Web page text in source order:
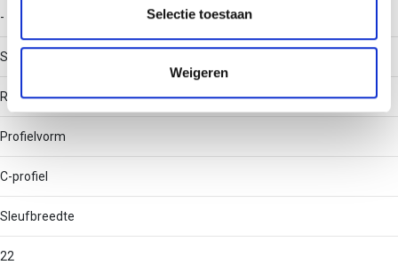
partners kunnen deze gegevens combineren met andere
informatie die u aan ze heeft verstrekt of die ze hebben
verzameld op basis van uw gebruik van hun services.
Selectie toestaan
Weigeren
-
Soort perforatie
Rug geperforeerd
Profielvorm
C-profiel
Sleufbreedte
22